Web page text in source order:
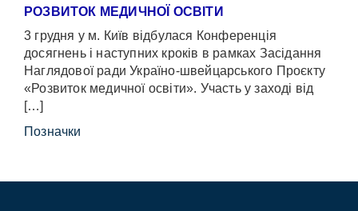
РОЗВИТОК МЕДИЧНОЇ ОСВІТИ
3 грудня у м. Київ відбулася Конференція
досягнень і наступних кроків в рамках Засідання
Наглядової ради Україно-швейцарського Проєкту
«Розвиток медичної освіти». Участь у заході від
[…]
Позначки